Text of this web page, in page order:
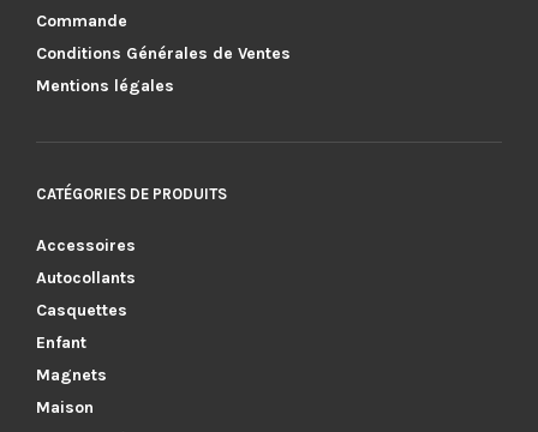
Commande
Conditions Générales de Ventes
Mentions légales
CATÉGORIES DE PRODUITS
Accessoires
Autocollants
Casquettes
Enfant
Magnets
Maison